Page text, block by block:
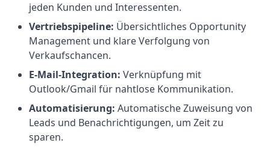
jeden Kunden und Interessenten.
Vertriebspipeline: Übersichtliches Opportunity
Management und klare Verfolgung von
Verkaufschancen.
E-Mail-Integration: Verknüpfung mit
Outlook/Gmail für nahtlose Kommunikation.
Automatisierung: Automatische Zuweisung von
Leads und Benachrichtigungen, um Zeit zu
sparen.